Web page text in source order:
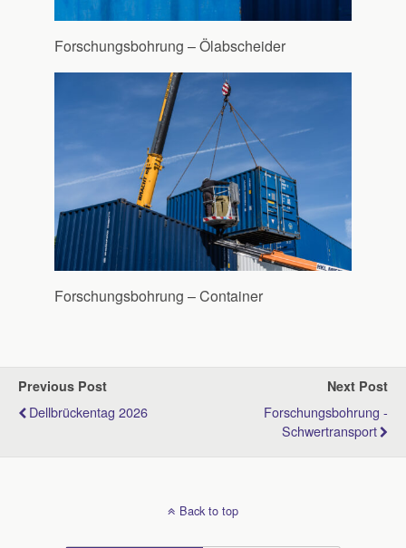
Forschungsbohrung – Ölabscheider
Forschungsbohrung – Container
Previous Post
Dellbrückentag 2026
Next Post
Forschungsbohrung -
Schwertransport
Back to top